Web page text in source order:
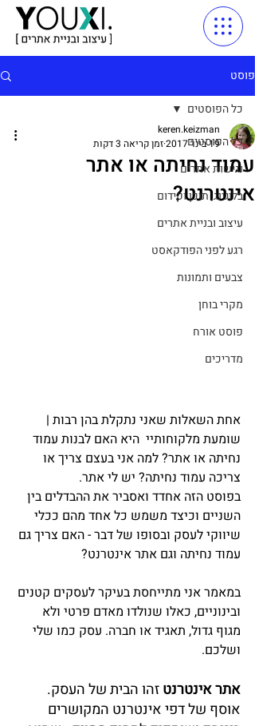
פוסט
כל הפוסטים
נגישות אתרים
בלוגינג, תוכן וקידום
עיצוב ובניית אתרים
רגע לפני הפודקאסט
צבעים ותמונות
מקרי בוחן
פוסט אורח
מדריכים
כל הפוסטים
עמוד נחיתה או אתר
אינטרנט?
keren.keizman
19 בינו׳ 2017
זמן קריאה 3 דקות
אחת השאלות שאני נתקלת בהן רבות |
שומעת מלקוחותיי  היא האם לבנות עמוד
נחיתה או אתר? למה אני בעצם צריך או
צריכה עמוד נחיתה? יש לי אתר.
בפוסט הזה אחדד ואסביר את ההבדלים בין
השניים וכיצד משמש כל אחד מהם ככלי
שיווקי לעסק ובסופו של דבר - האם צריך גם
עמוד נחיתה וגם אתר אינטרנט?
במאמר אני מתייחסת בעיקר לעסקים קטנים
ובינוניים, כאלו שנולדו מאדם פרטי ולא
מגוף גדול, תאגיד או חברה. עסק כמו שלי
ושלכם.
אתר אינטרנט זהו הבית של העסק.
אוסף של דפי אינטרנט המקושרים